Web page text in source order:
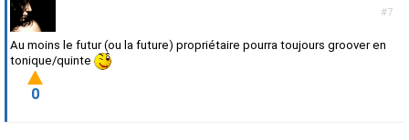
#7
Au moins le futur (ou la future) propriétaire pourra toujours groover en
tonique/quinte
0